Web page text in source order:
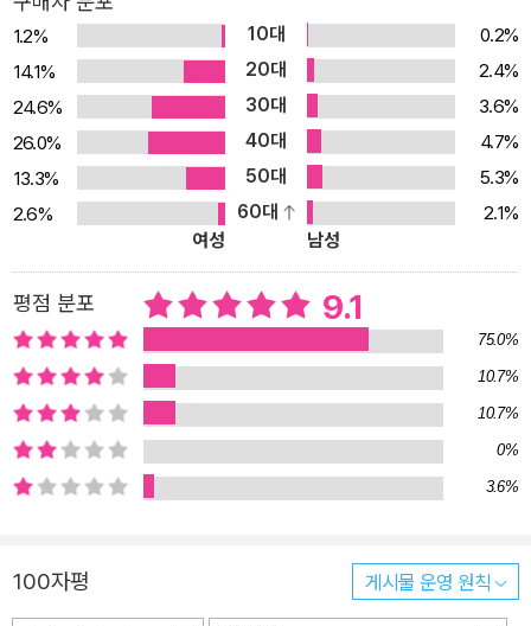
1.2% 10대
0.2%
14.1%
20대
2.4%
24.6%
30대
3.6%
26.0%
40대
4.7%
13.3%
50대
5.3%
2.6%
60대
2.1%
여성
남성
평점 분포 9.1
75.0%
10.7%
10.7%
0%
3.6%
100자평 게시물 운영 원칙